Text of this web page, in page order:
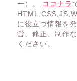
ー）。
ココナラ
に役立つ情報を
営、修正、制作
ください。